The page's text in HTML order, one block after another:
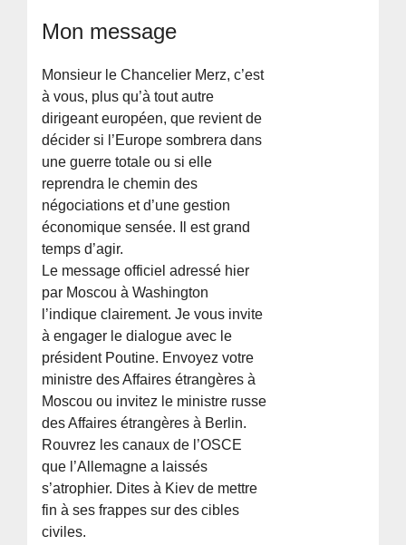
Mon message
Monsieur le Chancelier Merz, c’est
à vous, plus qu’à tout autre
dirigeant européen, que revient de
décider si l’Europe sombrera dans
une guerre totale ou si elle
reprendra le chemin des
négociations et d’une gestion
économique sensée. Il est grand
temps d’agir.
Le message officiel adressé hier
par Moscou à Washington
l’indique clairement. Je vous invite
à engager le dialogue avec le
président Poutine. Envoyez votre
ministre des Affaires étrangères à
Moscou ou invitez le ministre russe
des Affaires étrangères à Berlin.
Rouvrez les canaux de l’OSCE
que l’Allemagne a laissés
s’atrophier. Dites à Kiev de mettre
fin à ses frappes sur des cibles
civiles.